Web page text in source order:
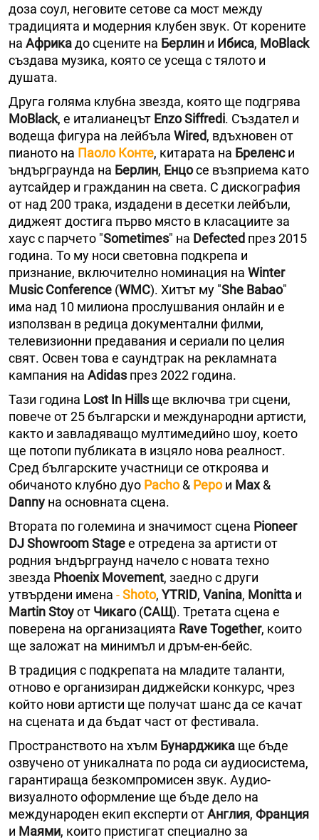
доза соул, неговите сетове са мост между
традицията и модерния клубен звук. От корените
на Африкадо сцените на Берлин и Ибиса, MoBlack
създава музика, която се усеща с тялото и
душата.
Друга голяма клубна звезда, която ще подгрява
MoBlack, е италианецът Еnzo Siffredi. Създател и
водеща фигура на лейбъла Wired, вдъхновен от
пианото на Паоло Конте, китарата на Бреленси
ъндърграунда на Берлин, Енцосе възприема като
аутсайдер и гражданин на света. С дискография
от над 200 трака, издадени в десетки лейбъли,
диджеят достига първо място в класациите за
хаус с парчето "Sometimes" на Defected през 2015
година. То му носи световна подкрепа и
признание, включително номинация на Winter
Music Conference (WMC). Хитът му "She Babao"
има над 10 милиона прослушвания онлайн и е
използван в редица документални филми,
телевизионни предавания и сериали по целия
свят. Освен това е саундтрак на рекламната
кампания на Adidas през 2022 година.
Тази година Lost In Hills ще включва три сцени,
повече от 25 български и международни артисти,
както и завладяващо мултимедийно шоу, което
ще потопи публиката в изцяло нова реалност.
Сред българските участници се откроява и
обичаното клубно дуо Pacho& Pepoи Max&
Danny на основната сцена.
Втората по големина и значимост сцена Pioneer
DJ Showroom Stageе отредена за артисти от
родния ъндърграунд начело с новата техно
звезда Phoenix Movement, заедно с други
утвърдени имена -Shoto, YTRID, Vanina, Monitta и
Martin Stoyот Чикаго(САЩ). Третата сцена е
поверена на организацията Rave Together, които
ще заложат на минимъл и дръм-ен-бейс.
В традиция с подкрепата на младите таланти,
отново е организиран диджейски конкурс, чрез
който нови артисти ще получат шанс да се качат
на сцената и да бъдат част от фестивала.
Пространството на хълм Бунарджика ще бъде
озвучено от уникалната по рода си аудиосистема,
гарантираща безкомпромисен звук. Аудио-
визуалното оформление ще бъде дело на
международен екип експерти отАнглия, Франция
и Маями, които пристигат специално за